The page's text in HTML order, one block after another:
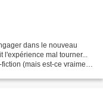
dans le nouveau
mal tourner...
(mais est-ce vraiment